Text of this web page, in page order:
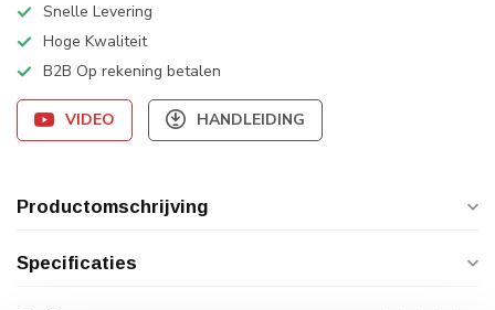
Snelle Levering
Hoge Kwaliteit
B2B Op rekening betalen
VIDEO HANDLEIDING
Productomschrijving
Specificaties